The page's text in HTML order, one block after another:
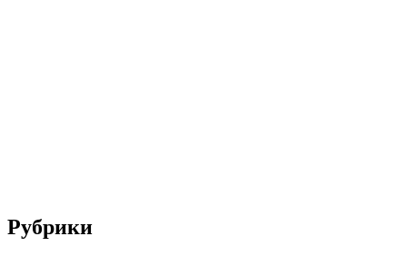
Рубрики